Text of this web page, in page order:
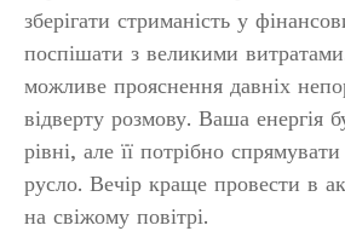
зберігати стриманість у
поспішати з великими
можливе прояснення давніх
відверту розмову. Ваша енергія
рівні, але її потрібно
русло. Вечір краще провести в
на свіжому повітрі.